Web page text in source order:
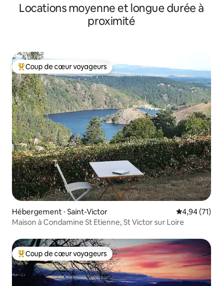
Locations moyenne et longue durée à
proximité
Coups de cœur voyageurs les plus appréciés
Coup de cœur voyageurs
Hébergement ⋅ Saint-Victor Évaluation
4,94 (71)
Maison à Condamine St Etienne, St Victor sur Loire
Coups de cœur voyageurs les plus appréciés
Coup de cœur voyageurs